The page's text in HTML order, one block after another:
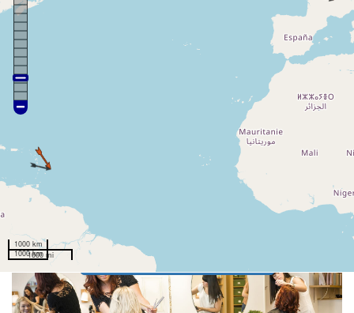
1000 km
1000 mi
1000 km
VOTRE Expert Comptable en
Disponible Jarry Comptabilité
Expert Comptable en ligne